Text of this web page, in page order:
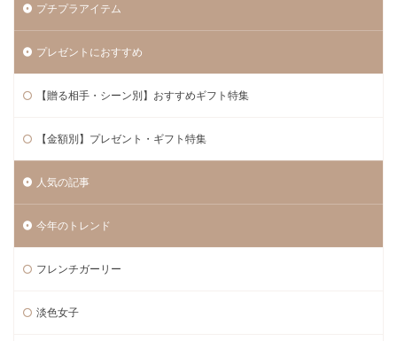
プチプラアイテム
プレゼントにおすすめ
【贈る相手・シーン別】おすすめギフト特集
【金額別】プレゼント・ギフト特集
人気の記事
今年のトレンド
フレンチガーリー
淡色女子